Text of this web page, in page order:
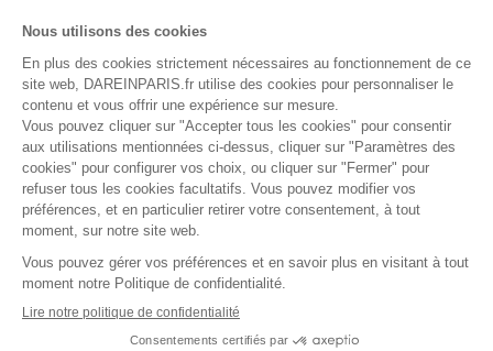
Cravate marron à rayures – Soie
tissée 3 plis artisanale – Faite main à
artisanale – Faite main à Paris